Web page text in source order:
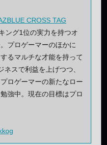
CROSS TAG
ング1位の実力を持つオ
プロゲーマーのほかに
るマルチな才能を持って
ネスで利益を上げつつ、
ロゲーマーの新たなロー
強中。現在の目標はプロ